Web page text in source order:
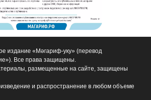
издание «Мәгариф-уку» (перевод
Все права защищены.
размещенные на сайте, защищены
и распространение в любом объеме